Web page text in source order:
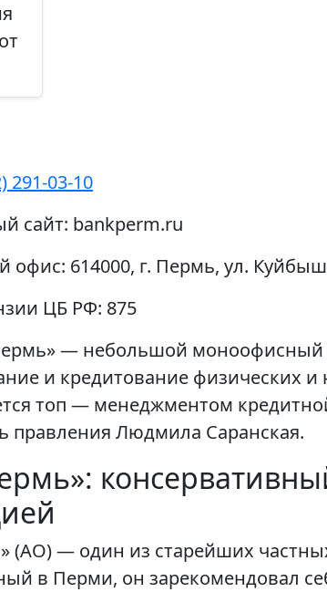
291-03-10
сайт: bankperm.ru
офис: 614000, г. Пермь, ул.
ЦБ РФ: 875
— небольшой моноофисный
и кредитование физических
топ — менеджментом
правления Людмила Саранская.
(АО) — один из старейших
в Перми, он зарекомендовал